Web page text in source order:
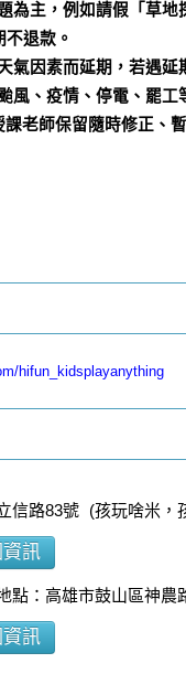
為主，例如請假「草地
退款。
氣因素而延期，若遇
風、疫情、停電、罷
老師保留隨時修正、
hifun_kidsplayanything
信路83號 (孩玩啥米，
訊
點：高雄市鼓山區神農
訊